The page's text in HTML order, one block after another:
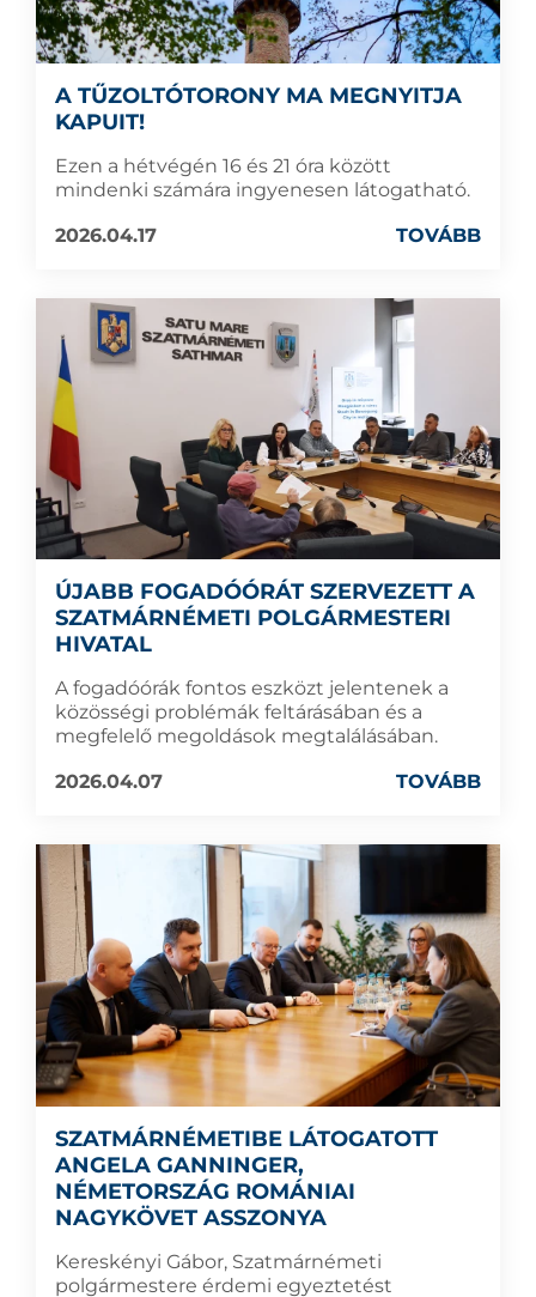
A TŰZOLTÓTORONY MA MEGNYITJA
KAPUIT!
Ezen a hétvégén 16 és 21 óra között
mindenki számára ingyenesen látogatható.
2026.04.17
TOVÁBB
ÚJABB FOGADÓÓRÁT SZERVEZETT A
SZATMÁRNÉMETI POLGÁRMESTERI
HIVATAL
A fogadóórák fontos eszközt jelentenek a
közösségi problémák feltárásában és a
megfelelő megoldások megtalálásában.
2026.04.07
TOVÁBB
SZATMÁRNÉMETIBE LÁTOGATOTT
ANGELA GANNINGER,
NÉMETORSZÁG ROMÁNIAI
NAGYKÖVET ASSZONYA
Kereskényi Gábor, Szatmárnémeti
polgármestere érdemi egyeztetést